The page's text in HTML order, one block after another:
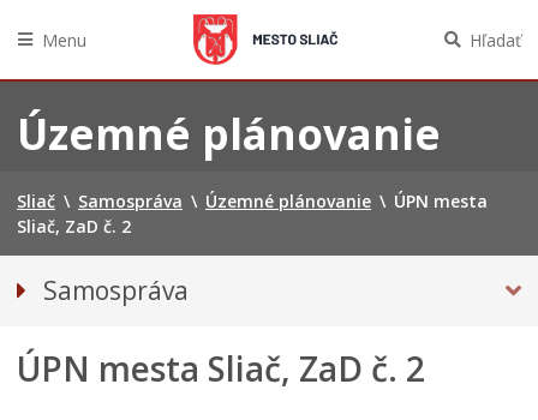
obsah
Menu Hľadať
Územné plánovanie
Sliač \ Samospráva \ Územné plánovanie \ ÚPN mesta
Sliač, ZaD č. 2
Samospráva
Primátorka mesta
ÚPN mesta Sliač, ZaD č. 2